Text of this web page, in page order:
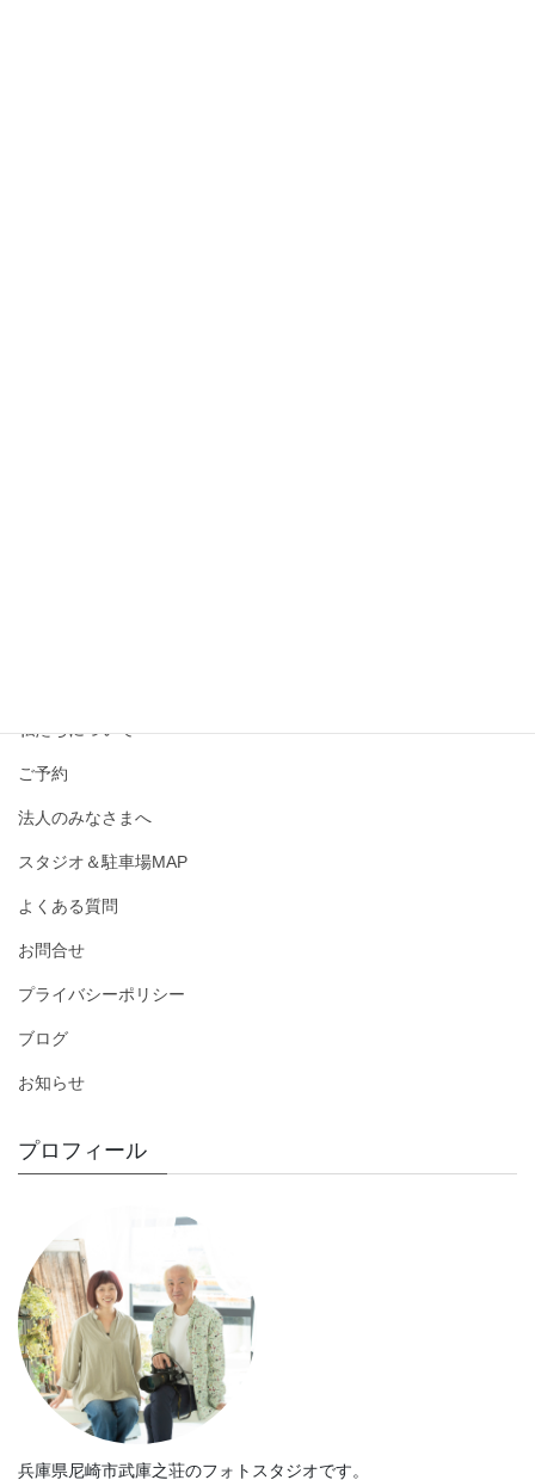
私たちについて
ご予約
法人のみなさまへ
スタジオ＆駐車場MAP
よくある質問
お問合せ
プライバシーポリシー
ブログ
お知らせ
プロフィール
兵庫県尼崎市武庫之荘のフォトスタジオです。